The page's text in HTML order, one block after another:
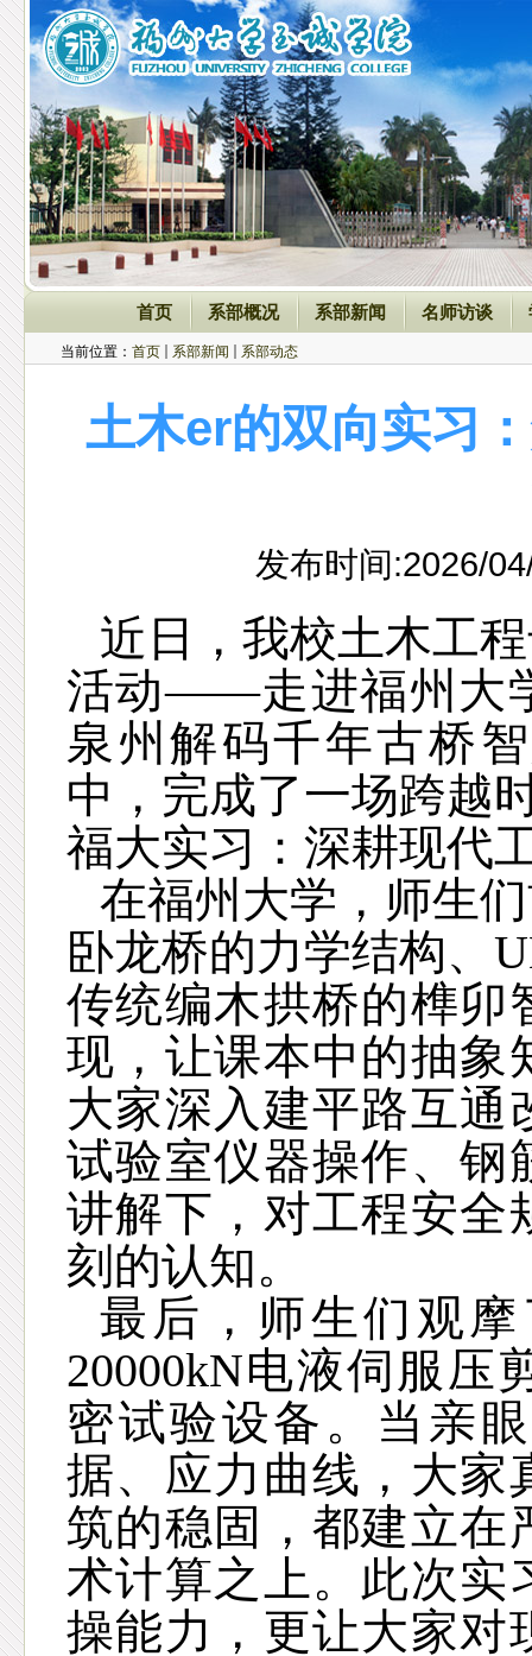
首页 系部概况 系部新闻 名师访谈
当前位置： 首页 系部新闻 系部动态
土木er的双向实习
发布时间:2026/
近日，我校土木工
活动——走进福州大
泉州解码千年古桥
中，完成了一场跨越
福大实习：深耕现代
在福州大学，师生
卧龙桥的力学结构、
传统编木拱桥的榫卯
现，让课本中的抽象
大家深入建平路互通
试验室仪器操作、钢
讲解下，对工程安全
刻的认知。
最后，师生们观
20000kN电液伺服压
密试验设备。当亲
据、应力曲线，大家
筑的稳固，都建立在
术计算之上。此次实
操能力，更让大家对